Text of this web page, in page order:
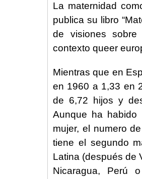
La maternidad
publica su libro
de visiones sobre
contexto queer
Mientras que en
en 1960 a 1,33 en
de 6,72 hijos y
Aunque ha
mujer, el numero
tiene el segundo
Latina (después de
Nicaragua, Perú